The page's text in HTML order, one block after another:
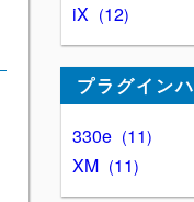
iX
12
プラグイン
330e
11
XM
11